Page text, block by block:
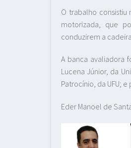
O trabalho
motorizada, que
conduzirem a
A banca avaliadora
Lucena Júnior, da
Patrocínio, da UFU;
Eder Manoel de